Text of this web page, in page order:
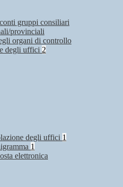
gruppi consiliari
provinciali
organi di controllo
degli uffici 2
degli uffici 1
1
elettronica